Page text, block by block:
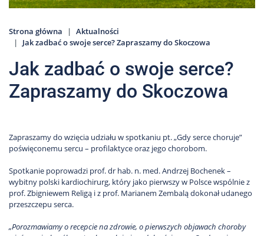
Strona główna
Aktualności
Jak zadbać o swoje serce? Zapraszamy do Skoczowa
Jak zadbać o swoje serce?
Zapraszamy do Skoczowa
Zapraszamy do wzięcia udziału w spotkaniu pt. „Gdy serce choruje”
poświęconemu sercu – profilaktyce oraz jego chorobom.
Spotkanie poprowadzi prof. dr hab. n. med. Andrzej Bochenek –
wybitny polski kardiochirurg, który jako pierwszy w Polsce wspólnie z
prof. Zbigniewem Religą i z prof. Marianem Zembalą dokonał udanego
przeszczepu serca.
„Porozmawiamy o recepcie na zdrowie, o pierwszych objawach choroby